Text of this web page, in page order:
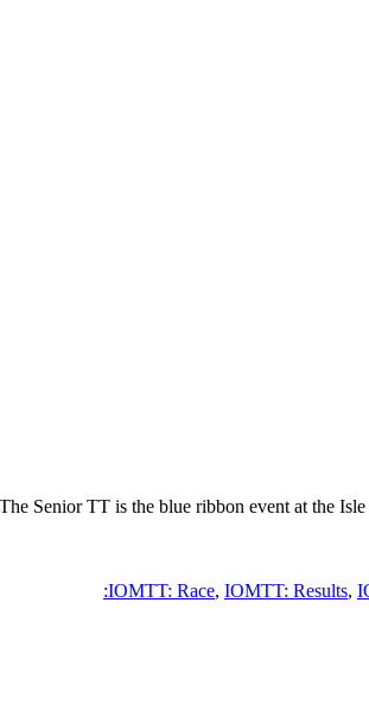
Senior TT is the blue ribbon event at the
IOMTT: Race, IOMTT: Results,